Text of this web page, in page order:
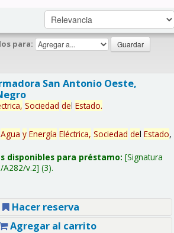
para:
San Antonio Oeste,
Sociedad del Estado.
Agua y Energía Eléctrica, Sociedad del Estado,
disponibles para préstamo: Signatura
A282/v.2 (3).
Hacer reserva
Agregar al carrito